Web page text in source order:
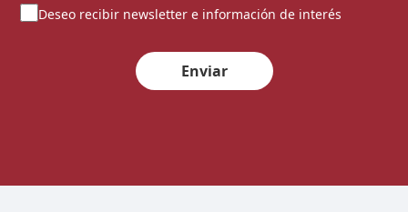
Deseo recibir newsletter e información de interés
Enviar